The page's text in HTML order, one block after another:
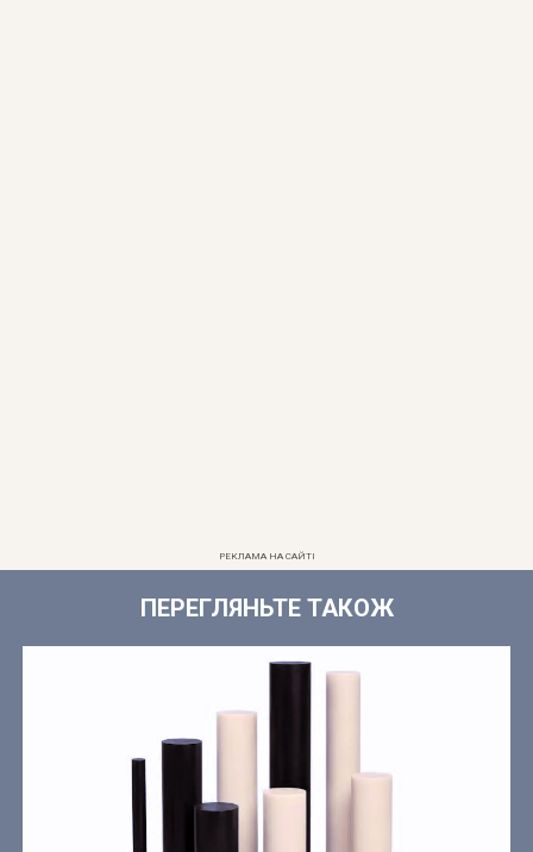
РЕКЛАМА НА САЙТІ
ПЕРЕГЛЯНЬТЕ ТАКОЖ